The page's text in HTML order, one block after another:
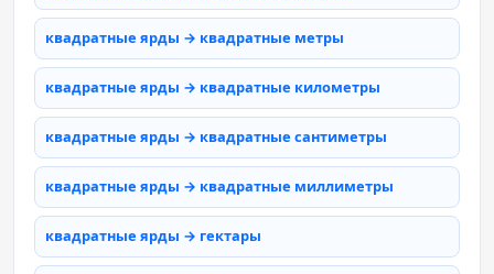
квадратные ярды → квадратные метры
квадратные ярды → квадратные километры
квадратные ярды → квадратные сантиметры
квадратные ярды → квадратные миллиметры
квадратные ярды → гектары